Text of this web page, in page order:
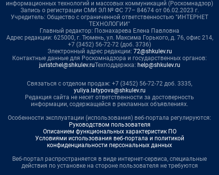
информационных технологий и массовых коммуникаций (Роскомнадзор)
Запись о регистрации СМИ ЭЛ № ФС 77– 84674 от 06.02.2023 г.
Учредитель: Общество с ограниченной ответственностью "ИНТЕРНЕТ
ТЕХНОЛОГИИ"
Главный редактор: Познахарева Елена Павловна
Адрес редакции: 625000, г. Тюмень, ул. Максима Горького, д. 76, офис 214,
+7 (3452) 56-72-72 (доб. 3736)
Электронный адрес редакции: 72@shkulev.ru
Контактные данные для Роскомнадзора и государственных органов:
juristchel@shkulev.ruТехподдержка: help@shkulev.ru
Связаться с отделом продаж: +7 (3452) 56-72-72 доб. 3335,
yuliya.latypova@shkulev.ru
Редакция сайта не несет ответственности за достоверность
информации, содержащейся в рекламных объявлениях.
Особенности эксплуатации (использования) веб-портала регулируются:
Руководством пользователя
Описанием функциональных характеристик ПО
Условиями использования веб-портала и политикой
конфиденциальности персональных данных
Веб-портал распространяется в виде интернет-сервиса, специальные
действия по установке на стороне пользователя не требуются